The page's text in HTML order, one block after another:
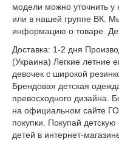
модели можно уточнить
или в нашей группе ВК.
информацию о товаре.
Доставка: 1-2 дня
(Украина) Легкие летние
девочек с широкой
Брендовая детская
превосходного дизайна.
на официальном сайте
покупки. Покупай
детей в интернет-